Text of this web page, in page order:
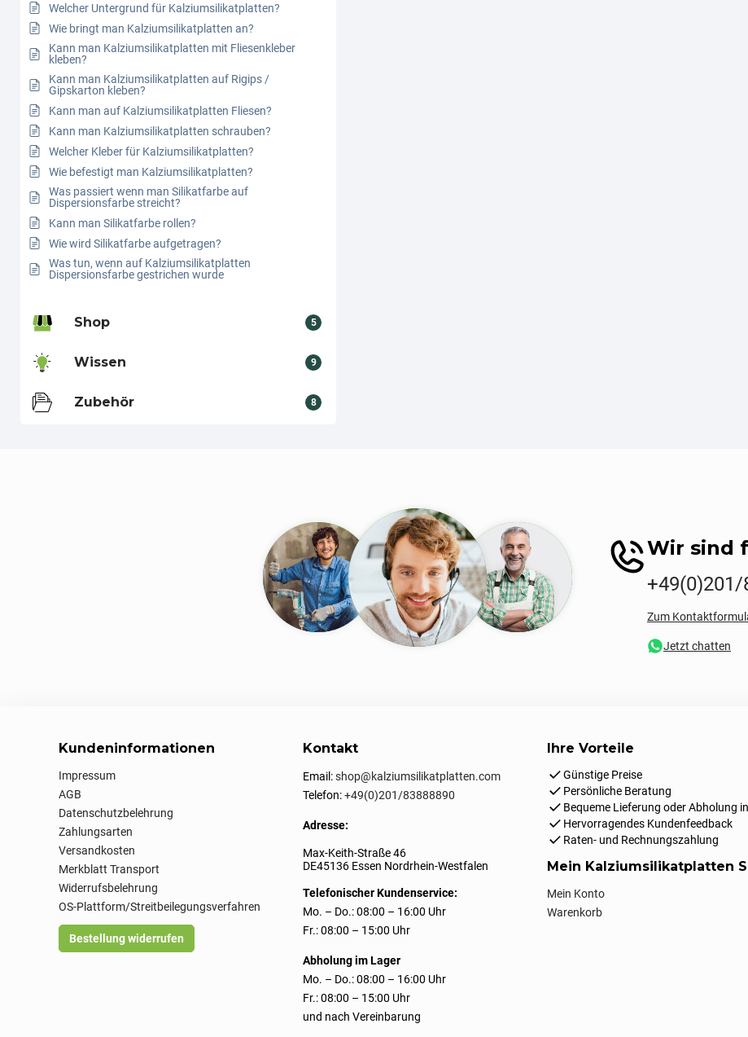
Welcher Untergrund für Kalziumsilikatplatten?
Wie bringt man Kalziumsilikatplatten an?
Kann man Kalziumsilikatplatten mit Fliesenkleber
kleben?
Kann man Kalziumsilikatplatten auf Rigips /
Gipskarton kleben?
Kann man auf Kalziumsilikatplatten Fliesen?
Kann man Kalziumsilikatplatten schrauben?
Welcher Kleber für Kalziumsilikatplatten?
Wie befestigt man Kalziumsilikatplatten?
Was passiert wenn man Silikatfarbe auf
Dispersionsfarbe streicht?
Kann man Silikatfarbe rollen?
Wie wird Silikatfarbe aufgetragen?
Was tun, wenn auf Kalziumsilikatplatten
Dispersionsfarbe gestrichen wurde
Shop 5
Wissen 9
Zubehör 8
Wir sind
+49(0)201/
Zum
Jetzt chatten
Kundeninformationen
Impressum
AGB
Datenschutzbelehrung
Zahlungsarten
Versandkosten
Merkblatt Transport
Widerrufsbelehrung
OS-Plattform/Streitbeilegungsverfahren
Bestellung widerrufen
Kontakt
Email:shop@kalziumsilikatplatten.com
Telefon:+49(0)201/83888890
Adresse:
Max-Keith-Straße 46
DE45136 Essen Nordrhein-Westfalen
Telefonischer Kundenservice:
Mo. – Do.: 08:00 – 16:00 Uhr
Fr.: 08:00 – 15:00 Uhr
Abholung im Lager
Mo. – Do.: 08:00 – 16:00 Uhr
Fr.: 08:00 – 15:00 Uhr
und nach Vereinbarung
Ihre Vorteile
Günstige Preise
Persönliche Beratung
Bequeme Lieferung oder Abholung
Hervorragendes Kundenfeedback
Raten- und Rechnungszahlung
Mein Kalziumsilikatplatten
Mein Konto
Warenkorb